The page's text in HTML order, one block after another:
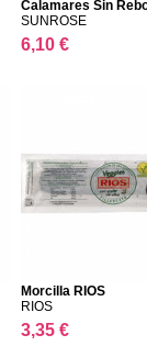
Calamares Sin
SUNROSE
6,10 €
Morcilla RIOS
RIOS
3,35 €